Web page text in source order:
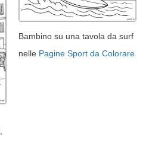
Bambino su una tavola da surf
nelle Pagine Sport da Colorare